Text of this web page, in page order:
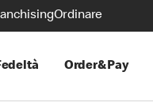
Ordinare
Order&Pay